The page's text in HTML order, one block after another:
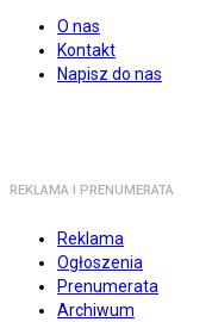
O nas
Kontakt
Napisz do nas
REKLAMA I PRENUMERATA
Reklama
Ogłoszenia
Prenumerata
Archiwum